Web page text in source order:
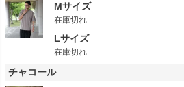
Mサイズ
在庫切れ
Lサイズ
在庫切れ
チャコール